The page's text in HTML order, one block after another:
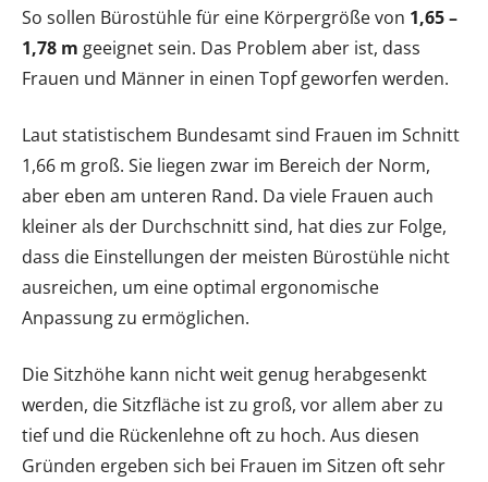
So sollen Bürostühle für eine Körpergröße von 1,65 –
1,78 m geeignet sein. Das Problem aber ist, dass
Frauen und Männer in einen Topf geworfen werden.
Laut statistischem Bundesamt sind Frauen im Schnitt
1,66 m groß. Sie liegen zwar im Bereich der Norm,
aber eben am unteren Rand. Da viele Frauen auch
kleiner als der Durchschnitt sind, hat dies zur Folge,
dass die Einstellungen der meisten Bürostühle nicht
ausreichen, um eine optimal ergonomische
Anpassung zu ermöglichen.
Die Sitzhöhe kann nicht weit genug herabgesenkt
werden, die Sitzfläche ist zu groß, vor allem aber zu
tief und die Rückenlehne oft zu hoch. Aus diesen
Gründen ergeben sich bei Frauen im Sitzen oft sehr